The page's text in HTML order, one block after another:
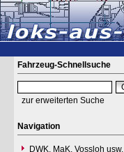
Fahrzeug-Schnellsuche
zur erweiterten Suche
Navigation
DWK, MaK, Vossloh usw.